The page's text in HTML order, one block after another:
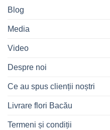
Blog
Media
Video
Despre noi
Ce au spus clienții noștri
Livrare flori Bacău
Termeni și condiții